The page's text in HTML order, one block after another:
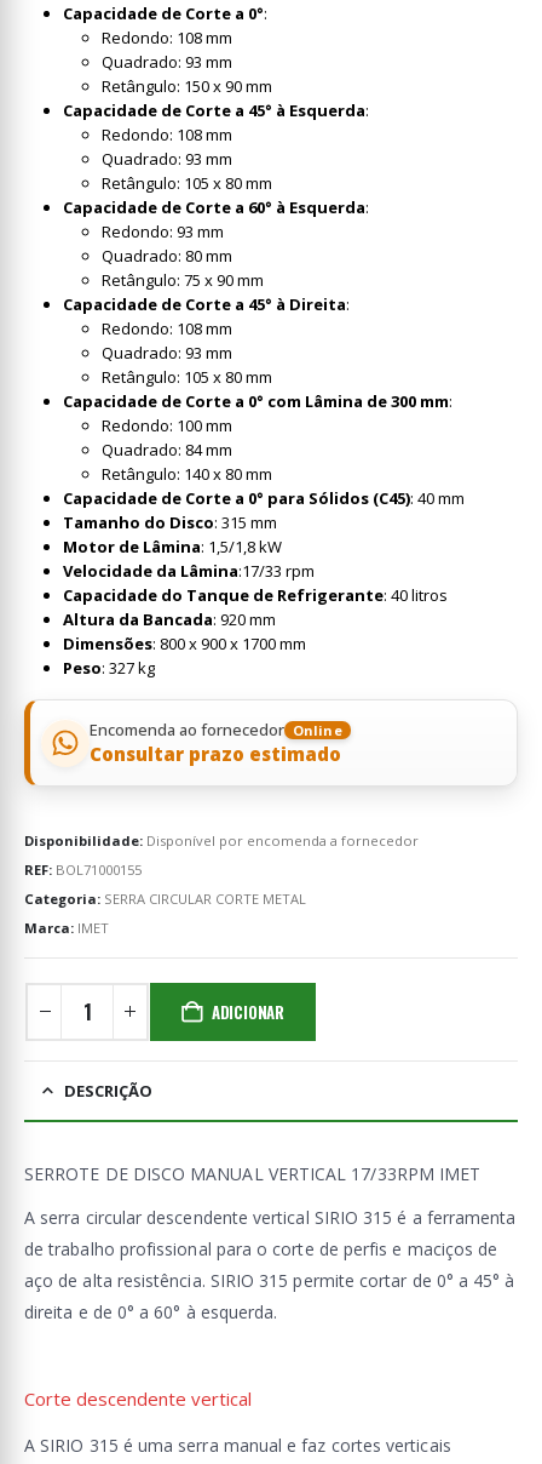
Capacidade de Corte a 0°:
Redondo: 108 mm
Quadrado: 93 mm
Retângulo: 150 x 90 mm
Capacidade de Corte a 45° à Esquerda:
Redondo: 108 mm
Quadrado: 93 mm
Retângulo: 105 x 80 mm
Capacidade de Corte a 60° à Esquerda:
Redondo: 93 mm
Quadrado: 80 mm
Retângulo: 75 x 90 mm
Capacidade de Corte a 45° à Direita:
Redondo: 108 mm
Quadrado: 93 mm
Retângulo: 105 x 80 mm
Capacidade de Corte a 0° com Lâmina de 300 mm:
Redondo: 100 mm
Quadrado: 84 mm
Retângulo: 140 x 80 mm
Capacidade de Corte a 0° para Sólidos (C45): 40 mm
Tamanho do Disco: 315 mm
Motor de Lâmina: 1,5/1,8 kW
Velocidade da Lâmina:17/33 rpm
Capacidade do Tanque de Refrigerante: 40 litros
Altura da Bancada: 920 mm
Dimensões: 800 x 900 x 1700 mm
Peso: 327 kg
Encomenda ao fornecedor Online
Consultar prazo estimado
Disponibilidade: Disponível por encomenda a fornecedor
REF: BOL71000155
Categoria: SERRA CIRCULAR CORTE METAL
Marca: IMET
ADICIONAR
DESCRIÇÃO
SERROTE DE DISCO MANUAL VERTICAL 17/33RPM IMET
A serra circular descendente vertical SIRIO 315 é a ferramenta
de trabalho profissional para o corte de perfis e maciços de
aço de alta resistência. SIRIO 315 permite cortar de 0° a 45° à
direita e de 0° a 60° à esquerda.
Corte descendente vertical
A SIRIO 315 é uma serra manual e faz cortes verticais